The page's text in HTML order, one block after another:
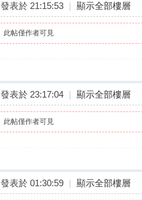
發表於 21:15:53 | 顯示全部樓層
此帖僅作者可見
發表於 23:17:04 | 顯示全部樓層
此帖僅作者可見
發表於 01:30:59 | 顯示全部樓層